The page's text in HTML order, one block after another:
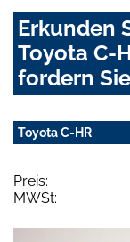
Erkunden
Toyota C-
fordern
Toyota C-HR
Preis:
MWSt: